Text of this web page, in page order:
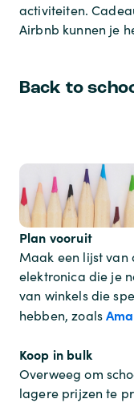
activiteiten.
Airbnb kunnen je
Back to
Plan vooruit
Maak een lijst van
elektronica die je
van winkels die
hebben, zoals
Koop in bulk
Overweeg om
lagere prijzen te